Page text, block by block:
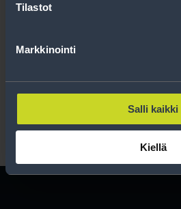
Tilastot
Markkinointi
Salli kaikki
Kiellä